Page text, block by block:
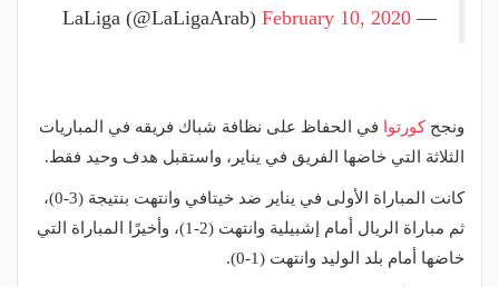
— LaLiga (@LaLigaArab)
February 10, 2020
ونجحكورتوا في الحفاظ على نظافة شباك فريقه في المباريات
الثلاثة التي خاضها الفريق في يناير، واستقبل هدف وحيد فقط.
كانت المباراة الأولى في يناير ضد خيتافي وانتهت بنتيجة (3-0)،
ثم مباراة الريال أمام إشبيلية وانتهت (2-1)، وأخيرًا المباراة التي
خاضها أمام بلد الوليد وانتهت (1-0).